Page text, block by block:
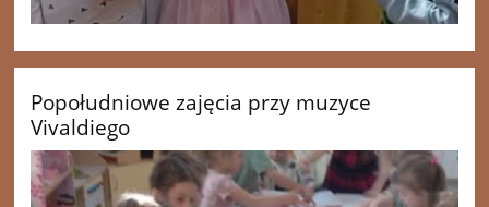
Popołudniowe zajęcia przy muzyce
Vivaldiego